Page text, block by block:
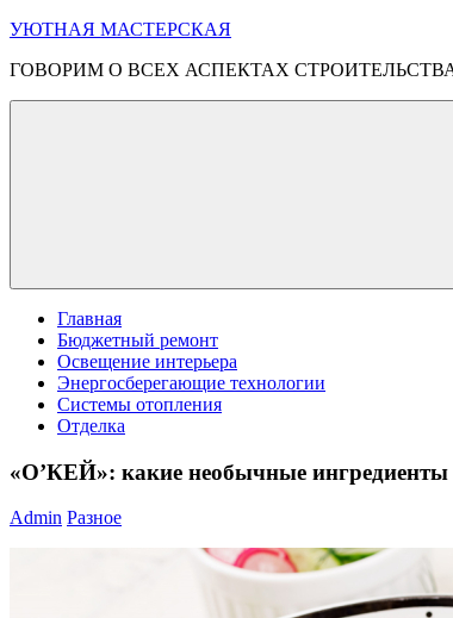
Перейти
содержимому
УЮТНАЯ МАСТЕРСКАЯ
ГОВОРИМ О ВСЕХ АСПЕКТАХ
Меню
Главная
Бюджетный ремонт
Освещение интерьера
Энергосберегающие технологии
Системы отопления
Отделка
«О’КЕЙ»: какие необычные
Admin Разное